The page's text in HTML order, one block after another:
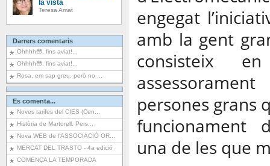
la vista
Teresa Amat
Darrers comentaris
Ohhhh😳, fins aviat!...
Ohhhh😳, fins aviat!...
Rosa, em sap greu, però no ...
Es comenta...
Noves tarifes del CIES (Cen...
Història de Martorell. Pers...
Nova WEB de l'ASSOCIACIÓ OR...
MERCAT DEL TRASTO - 4a edició
COMENÇA LA TEMPORADA
engegat
amb la gent
consisteix
persones grans
funcionament
una de les que